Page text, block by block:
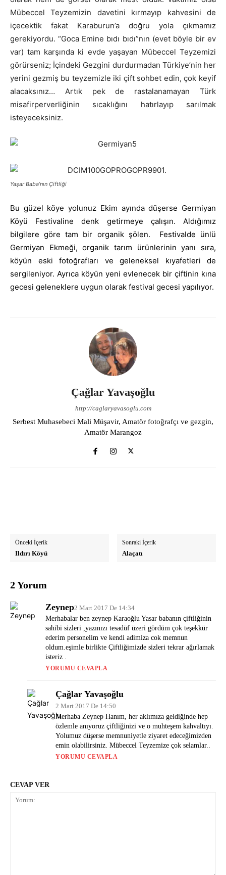
Mübeccel Teyzemizin davetini kırmayıp kahvesini de
içecektik fakat Karaburun’a doğru yola çıkmamız
gerekiyordu. “Goca Emine bıdı bıdı”nın (evet böyle bir ev
var) tam karşında ki evde yaşayan Mübeccel Teyzemizi
görürseniz; İçindeki Gezgini durdurmadan Türkiye’nin her
yerini gezmiş bu teyzemizle iki çift sohbet edin, çok keyif
alacaksınız… Artık pek de rastalanamayan Türk
misafirperverliğinin sıcaklığını hatırlayıp sarılmak
isteyeceksiniz.
Yaşar Baba’nın Çiftliği
Bu güzel köye yolunuz Ekim ayında düşerse Germiyan
Köyü Festivaline denk getirmeye çalışın. Aldığımız
bilgilere göre tam bir organik şölen. Festivalde ünlü
Germiyan Ekmeği, organik tarım ürünlerinin yanı sıra,
köyün eski fotoğrafları ve geleneksel kıyafetleri de
sergileniyor. Ayrıca köyün yeni evlenecek bir çiftinin kına
gecesi geleneklere uygun olarak festival gecesi yapılıyor.
Çağlar Yavaşoğlu
http://caglaryavasoglu.com
Serbest Muhasebeci Mali Müşavir, Amatör fotoğrafçı ve gezgin,
Amatör Marangoz
Önceki İçerik
Ildırı Köyü
Sonraki İçerik
Alaçatı
2 Yorum
Zeynep2 Mart 2017 De 14:34
Merhabalar ben zeynep Karaoğlu Yasar babanın çiftliğinin
sahibi sizleri ,yazınızı tesadüf üzeri gördüm çok teşekkür
ederim personelim ve kendi adimiza cok memnun
oldum.eşimle birlikte Çiftliğimizde sizleri tekrar ağırlamak
isteriz .
YORUMU CEVAPLA
Çağlar Yavaşoğlu
2 Mart 2017 De 14:50
Merhaba Zeynep Hanım, her aklımıza geldiğinde hep
özlemle anıyoruz çiftliğinizi ve o muhteşem kahvaltıyı.
Yolumuz düşerse memnuniyetle ziyaret edeceğimizden
emin olabilirsiniz. Mübeccel Teyzemize çok selamlar..
YORUMU CEVAPLA
CEVAP VER